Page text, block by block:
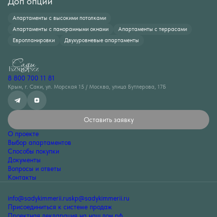
Апартаменты с высокими потолками
Апартаменты с панорамными окнами
Апартаменты с террасами
Европланировки
Двухуровневые апартаменты
8 800 700 11 81
Крым, г. Саки, ул. Морская 15 / Москва, улица Бутлерова, 17Б
Оставить заявку
О проекте
Выбор апартаментов
Способы покупки
Документы
Вопросы и ответы
Контакты
info@sadykimmerii.ruskp@sadykimmerii.ru
Присоединиться к системе продаж